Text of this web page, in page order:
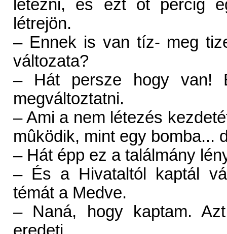
létezni, és ezt öt percig
létrejön.
– Ennek is van tíz- meg
változata?
– Hát persze hogy van!
megváltoztatni.
– Ami a nem létezés
mûködik, mint egy bomba...
– Hát épp ez a találmány
– És a Hivataltól kaptál
témát a Medve.
– Naná, hogy kaptam.